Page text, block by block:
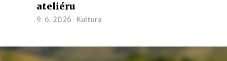
ateliéru
9. 6. 2026 · Kultura